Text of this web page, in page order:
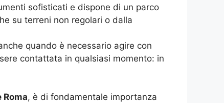
sofisticati e dispone di un parco
su terreni non regolari o dalla
quando è necessario agire con
contattata in qualsiasi momento: in
, è di fondamentale importanza